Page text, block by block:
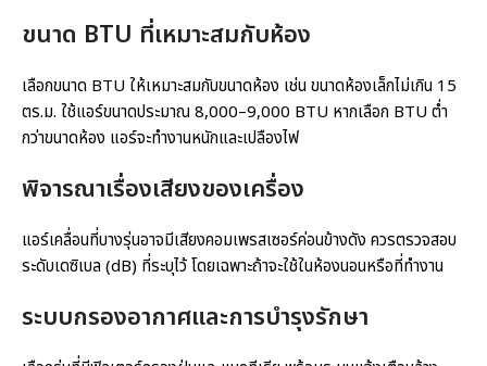
ขนาด BTU ที่เหมาะสมกับห้อง
เลือกขนาด BTU ให้เหมาะสมกับขนาดห้อง เช่น ขนาดห้องเล็กไม่เกิน 15
ตร.ม. ใช้แอร์ขนาดประมาณ 8,000–9,000 BTU หากเลือก BTU ต่ำ
กว่าขนาดห้อง แอร์จะทำงานหนักและเปลืองไฟ
พิจารณาเรื่องเสียงของเครื่อง
แอร์เคลื่อนที่บางรุ่นอาจมีเสียงคอมเพรสเซอร์ค่อนข้างดัง ควรตรวจสอบ
ระดับเดซิเบล (dB) ที่ระบุไว้ โดยเฉพาะถ้าจะใช้ในห้องนอนหรือที่ทำงาน
ระบบกรองอากาศและการบำรุงรักษา